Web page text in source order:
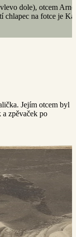
dole), otcem
chlapec na fotce je
Jejím otcem byl
zpěvaček po